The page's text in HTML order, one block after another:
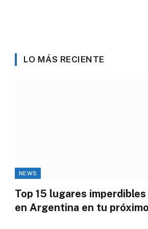
LO MÁS RECIENTE
NEWS
Top 15 lugares
en Argentina en tu